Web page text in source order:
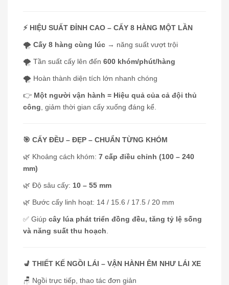
⚡ HIỆU SUẤT ĐỈNH CAO – CẤY 8 HÀNG MỘT LẦN
🌪 Cấy 8 hàng cùng lúc → năng suất vượt trội
🌪 Tần suất cấy lên đến 600 khóm/phút/hàng
🌪 Hoàn thành diện tích lớn nhanh chóng
👉 Một người vận hành = Hiệu quả của cả đội thủ
công , giảm thời gian cấy xuống đáng kể.
🎯 CẤY ĐỀU – ĐẸP – CHUẨN TỪNG KHÓM
🌿 Khoảng cách khóm: 7 cấp điều chỉnh (100 – 240
mm)
🌿 Độ sâu cấy: 10 – 55 mm
🌿 Bước cấy linh hoạt: 14 / 15.6 / 17.5 / 20 mm
✅ Giúp cây lúa phát triển đồng đều, tăng tỷ lệ sống
và năng suất thu hoạch
💺 THIẾT KẾ NGỒI LÁI – VẬN HÀNH ÊM NHƯ LÁI XE
🪑 Ngồi trực tiếp, thao tác đơn giản